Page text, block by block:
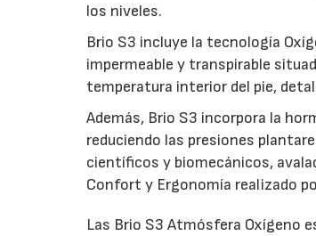
los niveles.
Brio S3 incluye la tecnología
impermeable y transpirable
temperatura interior del pie,
Además, Brio S3 incorpora la
reduciendo las presiones
científicos y biomecánicos,
Confort y Ergonomía realizado
Las Brio S3 Atmósfera Oxígeno